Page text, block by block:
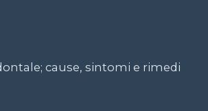
cause, sintomi e rimedi